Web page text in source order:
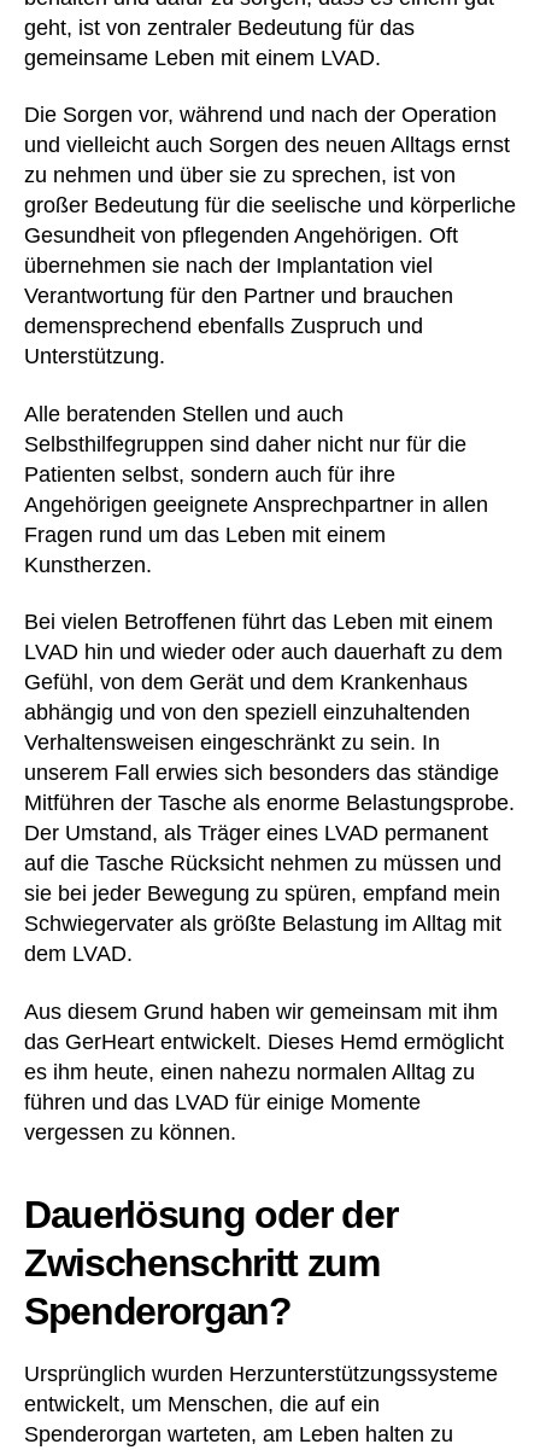
geht, ist von zentraler Bedeutung für das
gemeinsame Leben mit einem LVAD.
Die Sorgen vor, während und nach der Operation
und vielleicht auch Sorgen des neuen Alltags ernst
zu nehmen und über sie zu sprechen, ist von
großer Bedeutung für die seelische und körperliche
Gesundheit von pflegenden Angehörigen. Oft
übernehmen sie nach der Implantation viel
Verantwortung für den Partner und brauchen
demensprechend ebenfalls Zuspruch und
Unterstützung.
Alle beratenden Stellen und auch
Selbsthilfegruppen sind daher nicht nur für die
Patienten selbst, sondern auch für ihre
Angehörigen geeignete Ansprechpartner in allen
Fragen rund um das Leben mit einem
Kunstherzen.
Bei vielen Betroffenen führt das Leben mit einem
LVAD hin und wieder oder auch dauerhaft zu dem
Gefühl, von dem Gerät und dem Krankenhaus
abhängig und von den speziell einzuhaltenden
Verhaltensweisen eingeschränkt zu sein. In
unserem Fall erwies sich besonders das ständige
Mitführen der Tasche als enorme Belastungsprobe.
Der Umstand, als Träger eines LVAD permanent
auf die Tasche Rücksicht nehmen zu müssen und
sie bei jeder Bewegung zu spüren, empfand mein
Schwiegervater als größte Belastung im Alltag mit
dem LVAD.
Aus diesem Grund haben wir gemeinsam mit ihm
das GerHeart entwickelt. Dieses Hemd ermöglicht
es ihm heute, einen nahezu normalen Alltag zu
führen und das LVAD für einige Momente
vergessen zu können.
Dauerlösung oder der
Zwischenschritt zum
Spenderorgan?
Ursprünglich wurden Herzunterstützungssysteme
entwickelt, um Menschen, die auf ein
Spenderorgan warteten, am Leben halten zu